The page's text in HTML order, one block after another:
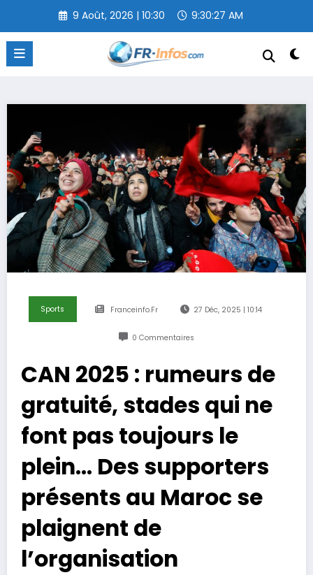
contenu
9 Août, 2026 | 10:30 9:30:28 AM
Sports Franceinfo.fr 27 Déc, 2025 | 10:14
0 Commentaires
CAN 2025 : rumeurs de
gratuité, stades qui ne
font pas toujours le
plein… Des supporters
présents au Maroc se
plaignent de
l’organisation